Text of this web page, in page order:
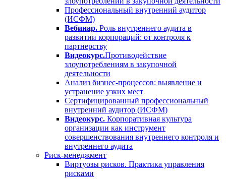
Профессиональный внутренний аудитор
(ИСФМ)
Вебинар. Роль внутреннего аудита в
развитии корпораций: от контроля к
партнерству
Видеокурс.Противодействие
злоупотреблениям в закупочной
деятельности
Анализ бизнес-процессов: выявление и
устранение узких мест
Сертифицированный профессиональный
внутренний аудитор (ИСФМ)
Видеокурс. Корпоративная культура
организации как инструмент
совершенствования внутреннего контроля и
внутреннего аудита
Риск-менеджмент
Виртуозы рисков. Практика управления
рисками